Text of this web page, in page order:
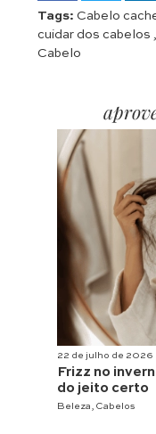
Tags: Cabelo
cuidar dos cabelos ,
Cabelo
22 de julho de 2026
Frizz no
do jeito certo
Beleza , Cabelos